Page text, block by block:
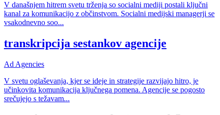
V današnjem hitrem svetu trženja so socialni mediji postali ključni
kanal za komunikacijo z občinstvom. Socialni medijski managerji se
vsakodnevno soo...
transkripcija sestankov agencije
Ad Agencies
V svetu oglaševanja, kjer se ideje in strategije razvijajo hitro, je
učinkovita komunikacija ključnega pomena. Agencije se pogosto
srečujejo s težavam...